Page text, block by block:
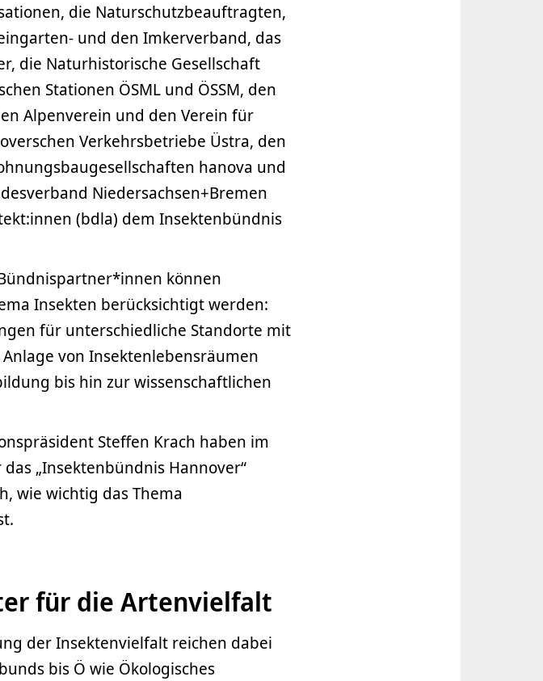
die Naturschutzbeauftragten,
und den Imkerverband, das
die Naturhistorische Gesellschaft
Stationen ÖSML und ÖSSM, den
Alpenverein und den Verein für
Verkehrsbetriebe Üstra, den
hanova und
Niedersachsen+Bremen
(bdla) dem Insektenbündnis
können
Insekten berücksichtigt werden:
für unterschiedliche Standorte mit
von Insektenlebensräumen
bis hin zur wissenschaftlichen
Steffen Krach haben im
„Insektenbündnis Hannover“
wie wichtig das Thema
für die Artenvielfalt
der Insektenvielfalt reichen dabei
bis Ö wie Ökologisches